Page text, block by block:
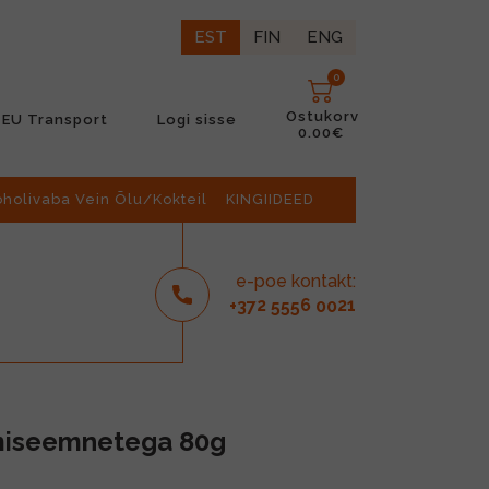
EST FIN ENG
EU Transport Logi sisse
0
Ostukorv
0.00€
Vein Õlu/Kokteil KINGIIDEED
e-poe kontakt:
+372 5556 0021
80g